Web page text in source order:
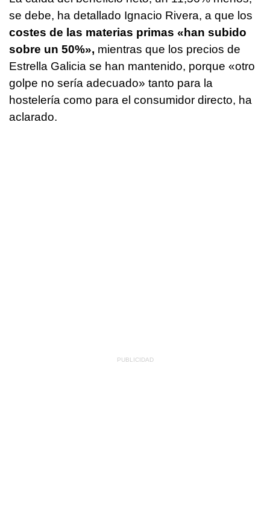
se debe, ha detallado Ignacio Rivera, a que los
costes de las materias primas «han subido
sobre un 50%», mientras que los precios de
Estrella Galicia se han mantenido, porque «otro
golpe no sería adecuado» tanto para la
hostelería como para el consumidor directo, ha
aclarado.